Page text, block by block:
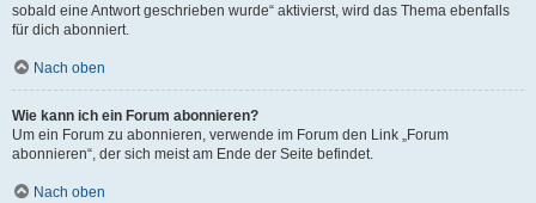
sobald eine Antwort geschrieben wurde“ aktivierst, wird das Thema ebenfalls
für dich abonniert.
Nach oben
Wie kann ich ein Forum abonnieren?
Um ein Forum zu abonnieren, verwende im Forum den Link „Forum
abonnieren“, der sich meist am Ende der Seite befindet.
Nach oben